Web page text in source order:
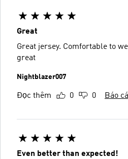
Great
Great jersey. Comfortable to
great
Nightblazer007
Đọc thêm 0 0 Báo
Even better than expected!